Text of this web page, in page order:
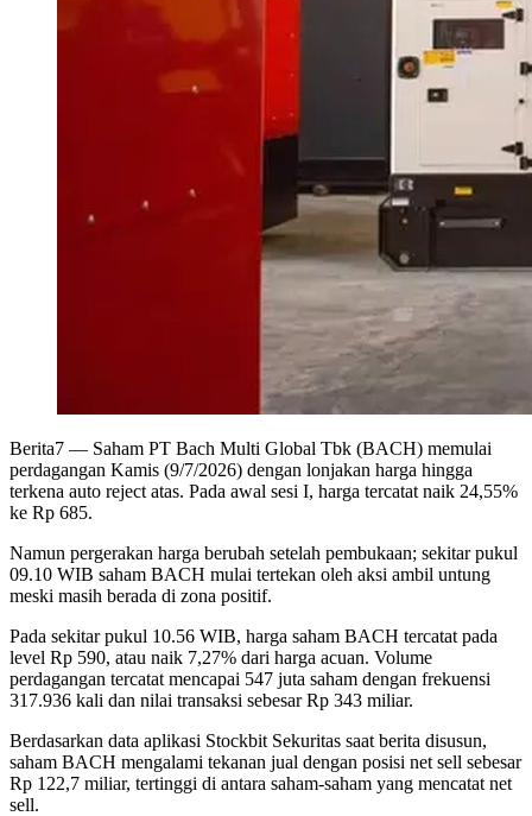
Berita7 — Saham PT Bach Multi Global Tbk (BACH) memulai
perdagangan Kamis (9/7/2026) dengan lonjakan harga hingga
terkena auto reject atas. Pada awal sesi I, harga tercatat naik 24,55%
ke Rp 685.
Namun pergerakan harga berubah setelah pembukaan; sekitar pukul
09.10 WIB saham BACH mulai tertekan oleh aksi ambil untung
meski masih berada di zona positif.
Pada sekitar pukul 10.56 WIB, harga saham BACH tercatat pada
level Rp 590, atau naik 7,27% dari harga acuan. Volume
perdagangan tercatat mencapai 547 juta saham dengan frekuensi
317.936 kali dan nilai transaksi sebesar Rp 343 miliar.
Berdasarkan data aplikasi Stockbit Sekuritas saat berita disusun,
saham BACH mengalami tekanan jual dengan posisi net sell sebesar
Rp 122,7 miliar, tertinggi di antara saham-saham yang mencatat net
sell.